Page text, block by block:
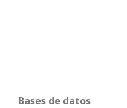
Bases de datos